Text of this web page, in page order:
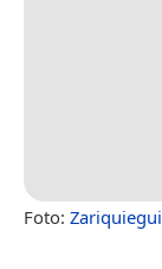
Foto: Zariquiegui